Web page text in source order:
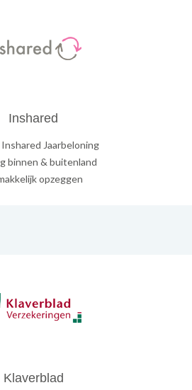
Inshared
Jaarbeloning
binnen & buitenland
opzeggen
Klaverblad